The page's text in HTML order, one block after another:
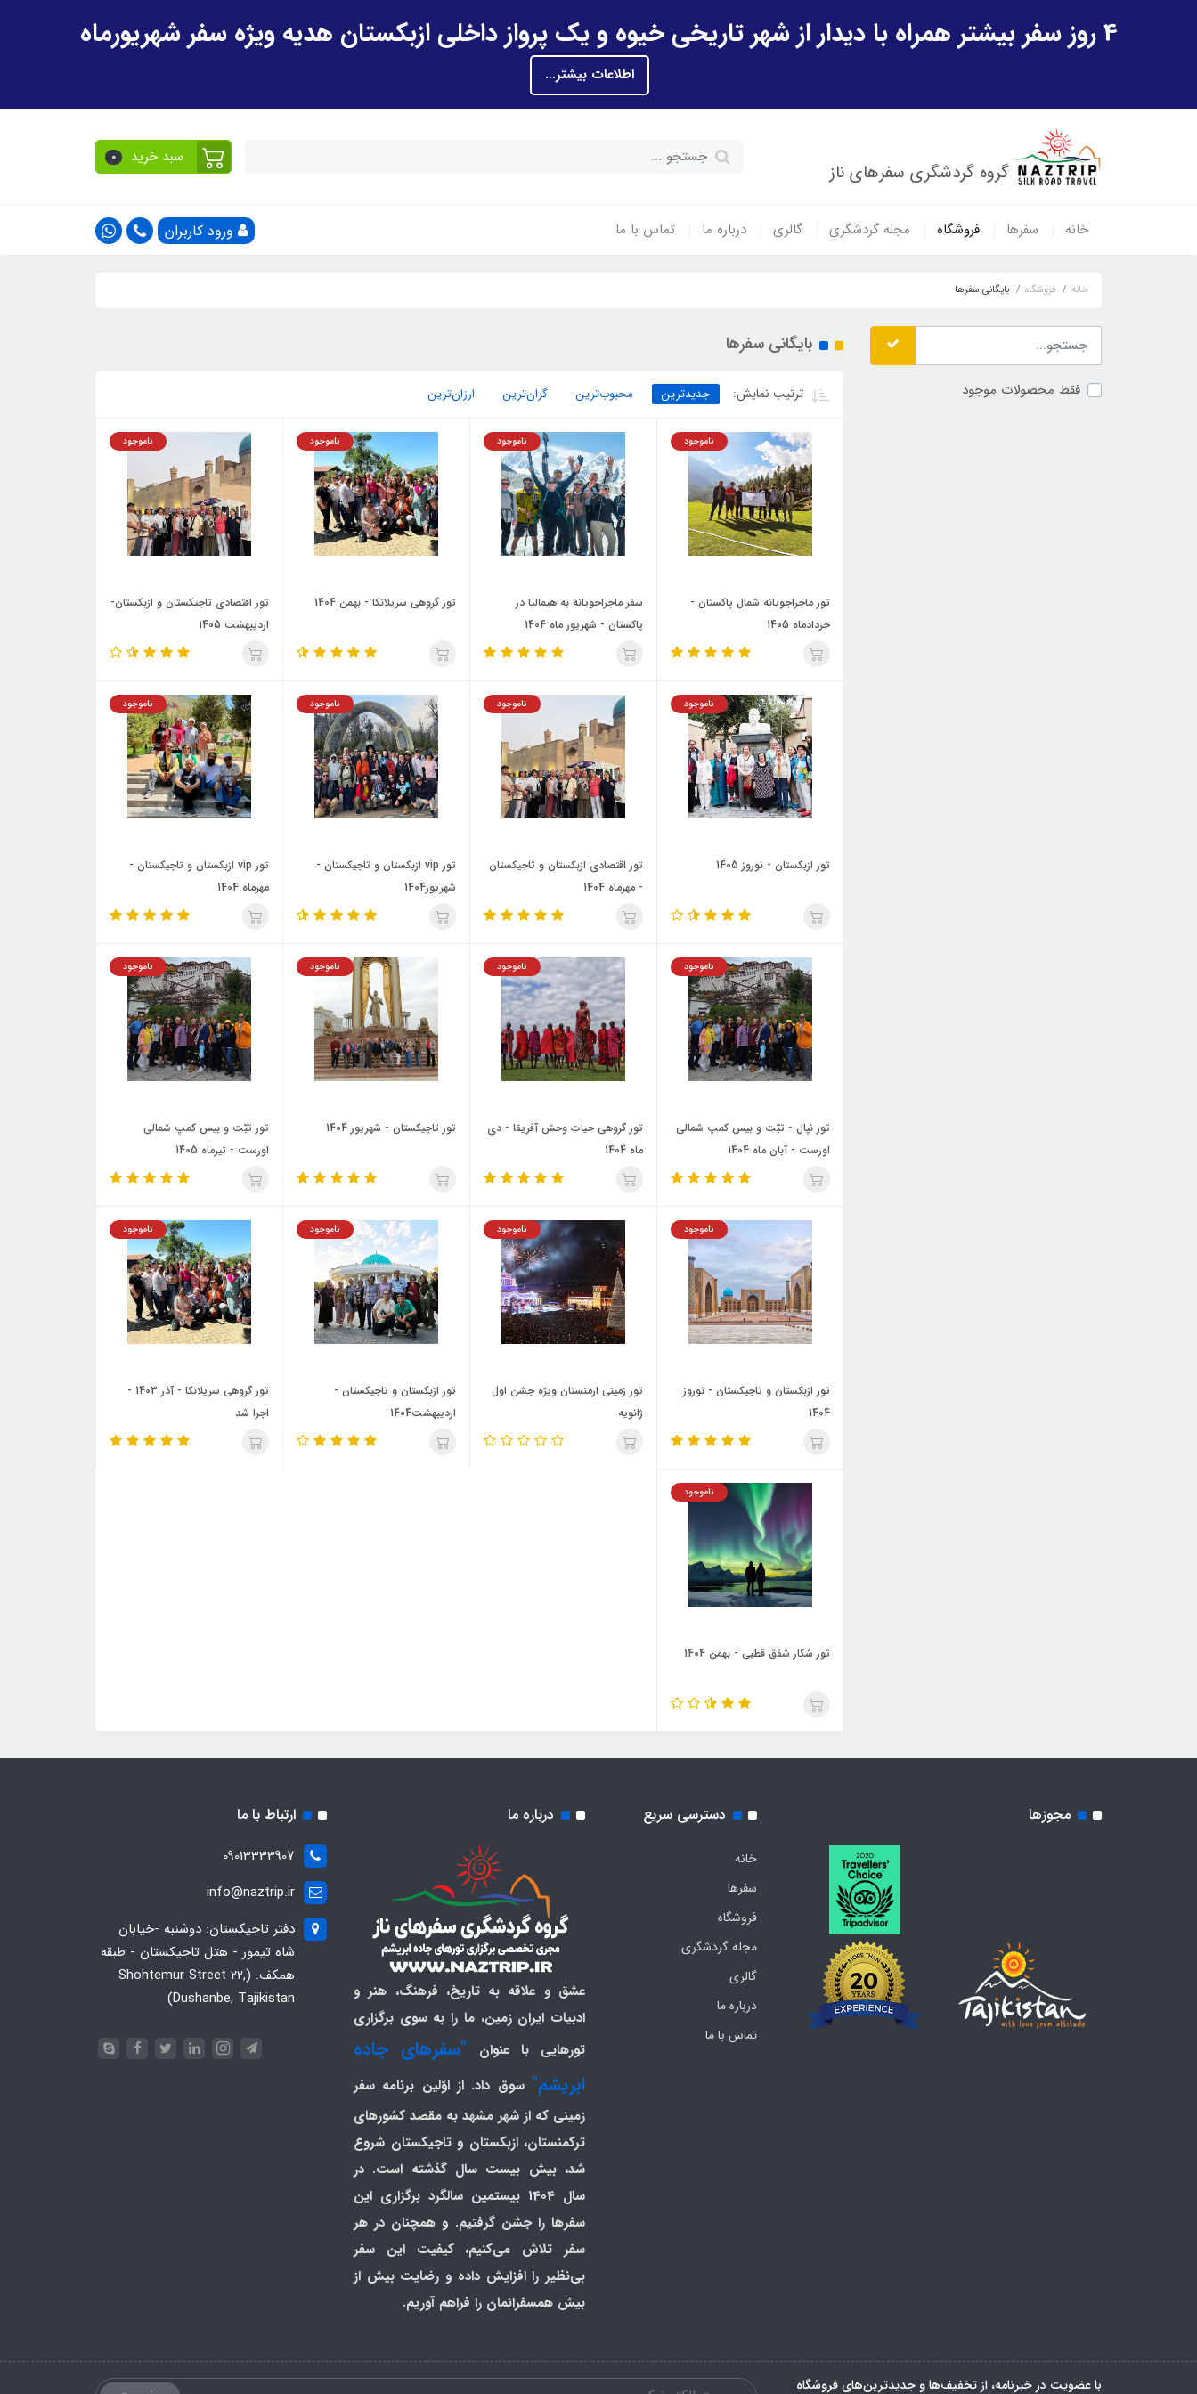
4 روز سفر بیشتر همراه با دیدار از شهر تاریخی خیوه و یک پرواز داخلی ازبکستان هدیه ویژه سفر شهریورماه
اطلاعات بیشتر...
گروه گردشگری سفرهای ناز
سبد خرید 0
خانه سفرها فروشگاه مجله گردشگری گالری درباره ما تماس با ما ورود کاربران
خانه فروشگاه بایگانی سفرها
فقط محصولات موجود
بایگانی سفرها
ترتیب نمایش: جدیدترین محبوب‌ترین گران‌ترین ارزان‌ترین
ناموجود
تور ماجراجویانه شمال پاکستان -
خردادماه 1405
ناموجود
سفر ماجراجویانه به هیمالیا در
پاکستان - شهریور ماه 1404
ناموجود
تور گروهی سریلانکا - بهمن 1404
ناموجود
تور اقتصادی تاجیکستان و ازبکستان-
اردیبهشت 1405
ناموجود
تور ازبکستان - نوروز 1405
ناموجود
تور اقتصادی ازبکستان و تاجیکستان
- مهرماه 1404
ناموجود
تور vip ازبکستان و تاجیکستان -
شهریور1404
ناموجود
تور vip ازبکستان و تاجیکستان -
مهرماه 1404
ناموجود
تور نپال - تبّت و بیس کمپ شمالی
اورست - آبان ماه 1404
ناموجود
تور گروهی حیات وحش آفریقا - دی
ماه 1404
ناموجود
تور تاجیکستان - شهریور 1404
ناموجود
تور تبّت و بیس کمپ شمالی
اورست - تیرماه 1405
ناموجود
تور ازبکستان و تاجیکستان - نوروز
1404
ناموجود
تور زمینی ارمنستان ویژه جشن اول
ژانویه
ناموجود
تور ازبکستان و تاجیکستان -
اردیبهشت1404
ناموجود
تور گروهی سریلانکا - آذر 1403 -
اجرا شد
ناموجود
تور شکار شفق قطبی - بهمن 1404
مجوزها دسترسی سریع
خانه
سفرها
فروشگاه
مجله گردشگری
گالری
درباره ما
تماس با ما
درباره ما
عشق و علاقه به تاریخ، فرهنگ، هنر و
ادبیات ایران زمین، ما را به سوی برگزاری
تورهایی با عنوان "سفرهای جاده
ابریشم" سوق داد. از اوّلین برنامه سفر
زمینی که از شهر مشهد به مقصد کشورهای
ترکمنستان، ازبکستان و تاجیکستان شروع
شد، بیش بیست سال گذشته است. در
سال 1404 بیستمین سالگرد برگزاری این
سفرها را جشن گرفتیم. و همچنان در هر
سفر تلاش می‌کنیم، کیفیت این سفر
بی‌نظیر را افزایش داده و رضایت بیش از
بیش همسفرانمان را فراهم آوریم.
ارتباط با ما
09013333907
info@naztrip.ir
دفتر تاجیکستان: دوشنبه -خیابان
شاه تیمور - هتل تاجیکستان - طبقه
همکف. (Shohtemur Street 22,
Dushanbe, Tajikistan)
با عضویت در خبرنامه، از تخفیف‌ها و جدیدترین‌های فروشگاه